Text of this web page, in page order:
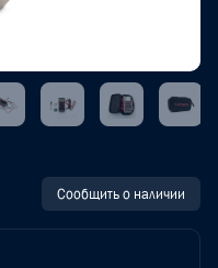
Сообщить о наличии